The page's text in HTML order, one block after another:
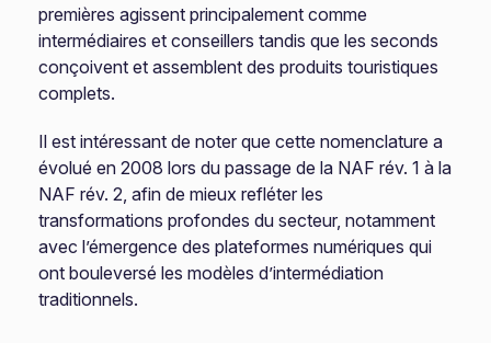
premières agissent principalement comme
intermédiaires et conseillers tandis que les seconds
conçoivent et assemblent des produits touristiques
complets.
Il est intéressant de noter que cette nomenclature a
évolué en 2008 lors du passage de la NAF rév. 1 à la
NAF rév. 2, afin de mieux refléter les
transformations profondes du secteur, notamment
avec l’émergence des plateformes numériques qui
ont bouleversé les modèles d’intermédiation
traditionnels.